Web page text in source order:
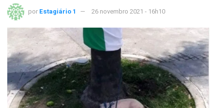
por Estagiário 1 26 novembro 2021 - 16h10